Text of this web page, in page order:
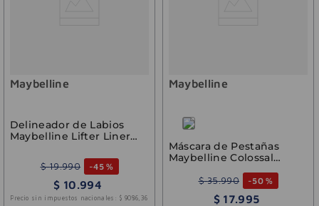
Maybelline
Delineador de Labios
Maybelline Lifter Liner
$ 19.990 -45 %
$ 10.994
Precio sin impuestos nacionales: $ 9086 36
Maybelline
Máscara de Pestañas
Maybelline Colossal
$ 35.990 -50 %
$ 17.995